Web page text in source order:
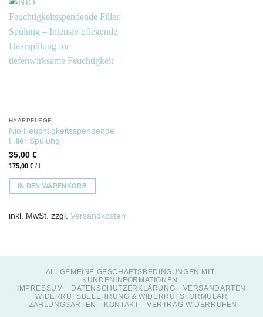
HAARPFLEGE
Nio Feuchtigkeitsspendende
Filler Spülung
35,00 €
175,00 €/ l
IN DEN WARENKORB
inkl. MwSt. zzgl. Versandkosten
ALLGEMEINE GESCHÄFTSBEDINGUNGEN MIT
KUNDENINFORMATIONEN
IMPRESSUM
DATENSCHUTZERKLÄRUNG
VERSANDARTEN
WIDERRUFSBELEHRUNG & WIDERRUFSFORMULAR
ZAHLUNGSARTEN
KONTAKT VERTRAG WIDERRUFEN